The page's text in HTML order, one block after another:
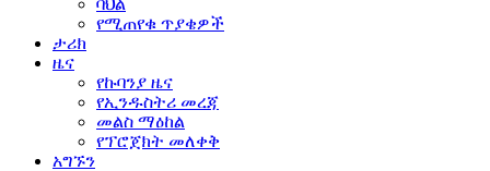
ባህል
የሚጠየቁ ጥያቄዎች
ታሪክ
ዜና
የኩባንያ ዜና
የኢንዱስትሪ መረጃ
መልስ ማዕከል
የፕሮጀክት መለቀቅ
አግኙን